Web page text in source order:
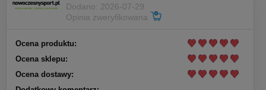
Dodano: 2026-07-29
Opinia zweryfikowana
Ocena produktu:
Ocena sklepu:
Ocena dostawy: